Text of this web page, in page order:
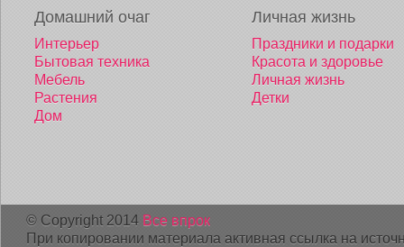
Домашний очаг
Интерьер
Бытовая техника
Мебель
Растения
Дом
Личная жизнь
Праздники и подарки
Красота и здоровье
Личная жизнь
Детки
© Copyright 2014 Все впрок
При копировании материала активная ссылка на